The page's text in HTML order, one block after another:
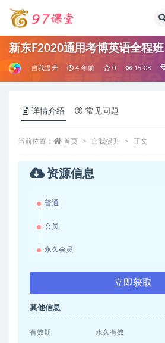
新东F2020通用考博英语全程班
自我提升 4 年前 0 15.0K
详情介绍 常见问题
当前位置： 首页 自我提升 正文
资源信息
普通
会员
永久会员
立即获取
其他信息
有效期 永久有效